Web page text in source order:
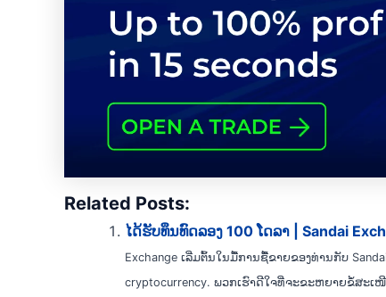
Related Posts:
ໄດ້ຮັບທຶນທົດລອງ 100 ໂດລາ | Sandai
Exchange ເລີ່ມຕົ້ນໃນມື້ການຊື້ຂາຍຂອງທ່ານກັບ
cryptocurrency. ພວກເຮົາດີໃຈທີ່ຈະຂະຫຍາຍຂໍ້ສະ